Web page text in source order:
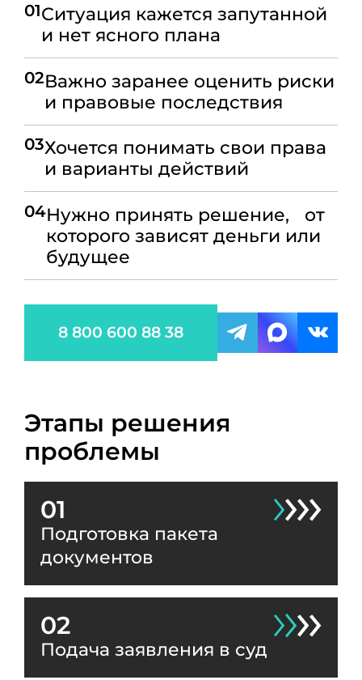
01Ситуация кажется запутанной
и нет ясного плана
02Важно заранее оценить риски
и правовые последствия
03Хочется понимать свои права
и варианты действий
04Нужно принять решение, от
которого зависят деньги или
будущее
8 800 600 88 38
Этапы решения
проблемы
01
Подготовка пакета
документов
02
Подача заявления в суд